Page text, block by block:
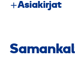
Asiakirjat